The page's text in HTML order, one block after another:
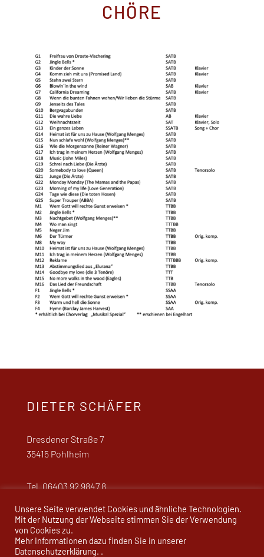
CHÖRE
DIETER SCHÄFER
Dresdener Straße 7
35415 Pohlheim
Tel. 06403 92 9847 8
Unsere Seite verwendet Cookies und ähnliche Technologien.
Mit der Nutzung der Webseite stimmen Sie der Verwendung
von Cookies zu.
Mehr Informationen dazu finden Sie in unserer
Datenschutzerklärung. .